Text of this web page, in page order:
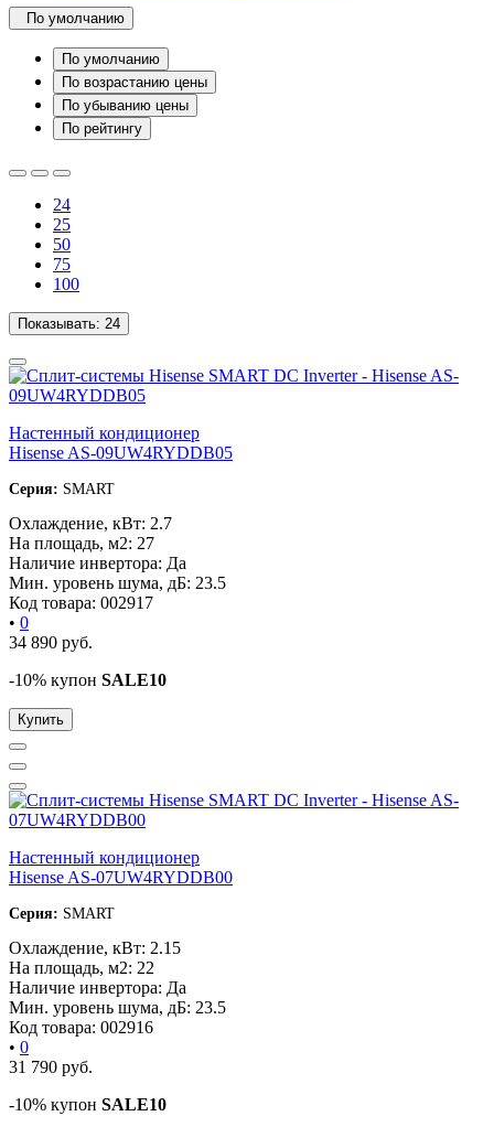
По умолчанию
По умолчанию
По возрастанию цены
По убыванию цены
По рейтингу
24
25
50
75
100
Показывать: 24
Настенный кондиционер
Hisense AS-09UW4RYDDB05
Серия: SMART
Охлаждение, кВт: 2.7
На площадь, м2: 27
Наличие инвертора: Да
Мин. уровень шума, дБ: 23.5
Код товара: 002917
• 0
34 890 руб.
-10% купон SALE10
Купить
Настенный кондиционер
Hisense AS-07UW4RYDDB00
Серия: SMART
Охлаждение, кВт: 2.15
На площадь, м2: 22
Наличие инвертора: Да
Мин. уровень шума, дБ: 23.5
Код товара: 002916
• 0
31 790 руб.
-10% купон SALE10